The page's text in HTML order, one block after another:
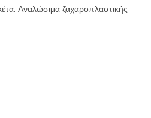
Αναλώσιμα ζαχαροπλαστικής